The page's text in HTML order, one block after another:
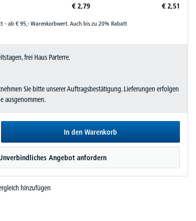
€ 2,79 € 2,51
- ab € 95,- Warenkorbwert. Auch bis zu 20% Rabatt
frei Haus Parterre.
Sie bitte unserer Auftragsbestätigung. Lieferungen erfolgen
ausgenommen.
In den Warenkorb
Angebot anfordern
hinzufügen